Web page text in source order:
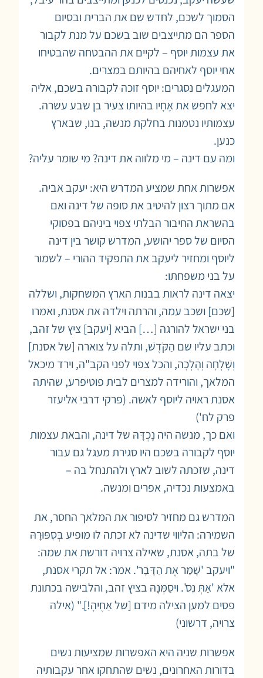
הסמוך לשכם, לחדש שם את הברית ובסיום
הספר הם מתייצבים שוב בשכם על מנת לקבור
את עצמות יוסף – לקיים את ההבטחה שהבטיחו
אחי יוסף לאחיהם בהיותם במצרים.
המעגלים נסגרים: יוסף זוכה לקבורה בשכם, אליה
יצא לחפש את אֶחָיו בהיותו צעיר בן שבע עשרה.
עצמותיו נטמנות בחלקת מנשה, בנו, שבארץ
כנען.
ומה עם דינה – מי מלווה את דינה? מי שומר עליה?
אפשרות אחת שמציע המדרש היא: יעקב אביה.
אם מתוך רצון להיטיב את סופה של דינה ואם
בהשראת החיבור הבלתי צפוי ביניהם בפסוקי
הסיום של ספר יהושע, המדרש קושר בין דינה
ליוסף ומחזיר ליעקב את התפקיד ההורי – לשמור
על בני משפחתו:
יצאה דינה לראות בבנות הארץ המשחקות, ושללה
[שכם] ושכב עמה, והרתה וילדה את אסנת, ואמרו
בני ישראל להורגה […] הביא [יעקב] ציץ של זהב,
וכתב עליו שם הַקֹּדֶשׁ, ותלה על צוארה [של אסנת]
וְשָׁלְחָה וְהָלְכָה, והכל צפוי לפני הקב"ה, וירד מיכאל
המלאך, והורידה למצרים לבית פוטיפרע, שהיתה
אסנת ראויה ליוסף לאשה. (פרקי דרבי אליעזר
פרק לח')
ואם כך, מנשה היה נֶכְדָּהּ של דינה, והבאת עצמות
יוסף לקבורה בשכם היו סגירת מעגל גם עבור
דינה, שזכתה לשוב לארץ ולהתנחל בה –
באמצעות נכדיה, אפרים ומנשה.
המדרש גם מחזיר לסיפור את המלאך החסר, את
השמירה: הליווי שדינה לא זכתה לו מופיע בְּסִפּוּרָהּ
של בתה, אסנת, שאילה צרויה דורשת את שמה:
"ויעקב 'שָׁמַר אֶת הַדָּבָר'. אמר: אל תקרי אסנת,
אלא 'אַתְּ נֵס'. ויסַמְּנָהּ בציץ זהב, והלבישה בכתונת
פסים למען הצילה מידם [של אַחֶיהָ!]." (אילה
צרויה, דרשוני)
אפשרות שניה היא האפשרות שמציעות נשים
בדורות האחרונים, נשים שהתחקו אחר עקבותיה